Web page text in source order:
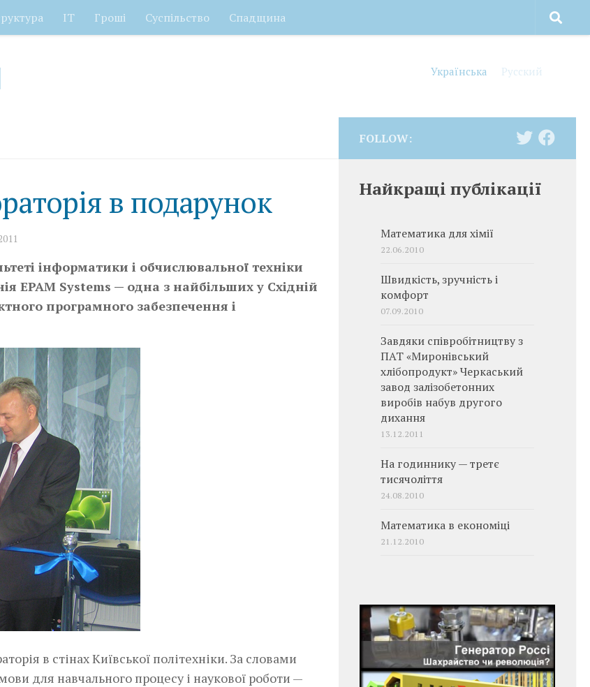
ІТ Гроші Суспільство Спадщина
Українська Русский
в подарунок
інформатики і обчислювальної техніки
ЕPAM Systems — одна з найбільших у Східній
програмного забезпечення і
в стінах Київської політехніки. За словами
для навчального процесу і наукової роботи —
FOLLOW:
Найкращі публікації
Математика для хімії
22.06.2010
Швидкість, зручність і
комфорт
07.09.2010
Завдяки співробітництву з
ПАТ «Миронівський
хлібопродукт» Черкаський
завод залізобетонних
виробів набув другого
дихання
13.12.2011
На годиннику — третє
тисячоліття
24.08.2010
Математика в економіці
21.12.2010